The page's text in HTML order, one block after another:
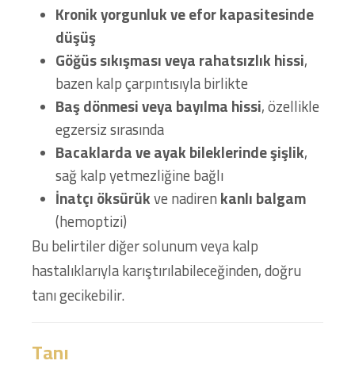
Kronik yorgunluk ve efor kapasitesinde
düşüş
Göğüs sıkışması veya rahatsızlık hissi,
bazen kalp çarpıntısıyla birlikte
Baş dönmesi veya bayılma hissi, özellikle
egzersiz sırasında
Bacaklarda ve ayak bileklerinde şişlik,
sağ kalp yetmezliğine bağlı
İnatçı öksürükve nadirenkanlı balgam
(hemoptizi)
Bu belirtiler diğer solunum veya kalp
hastalıklarıyla karıştırılabileceğinden, doğru
tanı gecikebilir.
Tanı